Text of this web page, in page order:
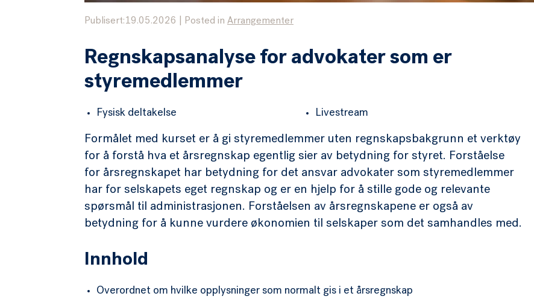
Publisert:19.05.2026 Posted in Arrangementer
Regnskapsanalyse for advokater som er
styremedlemmer
Fysisk deltakelse Livestream
Formålet med kurset er å gi styremedlemmer uten regnskapsbakgrunn et verktøy
for å forstå hva et årsregnskap egentlig sier av betydning for styret. Forståelse
for årsregnskapet har betydning for det ansvar advokater som styremedlemmer
har for selskapets eget regnskap og er en hjelp for å stille gode og relevante
spørsmål til administrasjonen. Forståelsen av årsregnskapene er også av
betydning for å kunne vurdere økonomien til selskaper som det samhandles med.
Innhold
Overordnet om hvilke opplysninger som normalt gis i et årsregnskap